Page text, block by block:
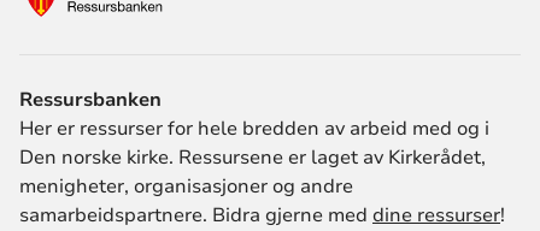
Ressursbanken
Her er ressurser for hele bredden av arbeid med og i
Den norske kirke. Ressursene er laget av Kirkerådet,
menigheter, organisasjoner og andre
samarbeidspartnere. Bidra gjerne med dine ressurser!